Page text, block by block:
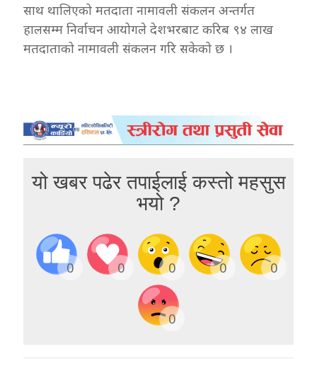
साथ थालिएको मतदाता नामावली संकलन अन्तर्गत
हालसम्म निर्वाचन आयोगले देशभरबाट करिब ९४ लाख
मतदाताको नामावली संकलन गरि सकेको छ ।
यो खबर पढेर तपाईलाई कस्तो महसुस
भयो ?
0 0 0 0 0
0